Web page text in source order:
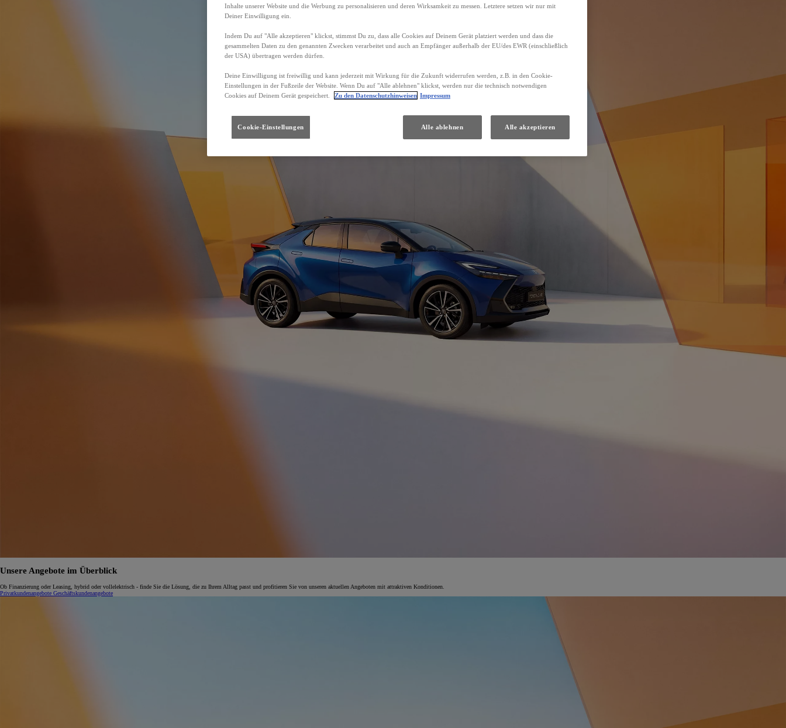
Unsere Angebote im Überblick
Ob Finanzierung oder Leasing, hybrid oder vollelektrisch - finde Sie die Lösung, die zu Ihrem Alltag passt und profitieren Sie von unseren aktuellen Angeboten mit attraktiven Konditionen.
Privatkundenangebote Geschäftskundenangebote
Inhalte unserer Website und die Werbung zu personalisieren und deren Wirksamkeit zu messen. Letztere setzen wir nur mit
Deiner Einwilligung ein.
Indem Du auf "Alle akzeptieren" klickst, stimmst Du zu, dass alle Cookies auf Deinem Gerät platziert werden und dass die
gesammelten Daten zu den genannten Zwecken verarbeitet und auch an Empfänger außerhalb der EU/des EWR (einschließlich
der USA) übertragen werden dürfen.
Deine Einwilligung ist freiwillig und kann jederzeit mit Wirkung für die Zukunft widerrufen werden, z.B. in den Cookie-
Einstellungen in der Fußzeile der Website. Wenn Du auf "Alle ablehnen" klickst, werden nur die technisch notwendigen
Cookies auf Deinem Gerät gespeichert.
Zu den Datenschutzhinweisen Impressum
Cookie-Einstellungen Alle ablehnen Alle akzeptieren